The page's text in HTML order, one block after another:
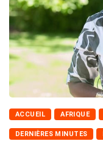
ACCUEIL AFRIQUE
DERNIÈRES MINUTES